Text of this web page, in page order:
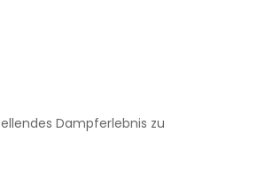
Dampferlebnis zu